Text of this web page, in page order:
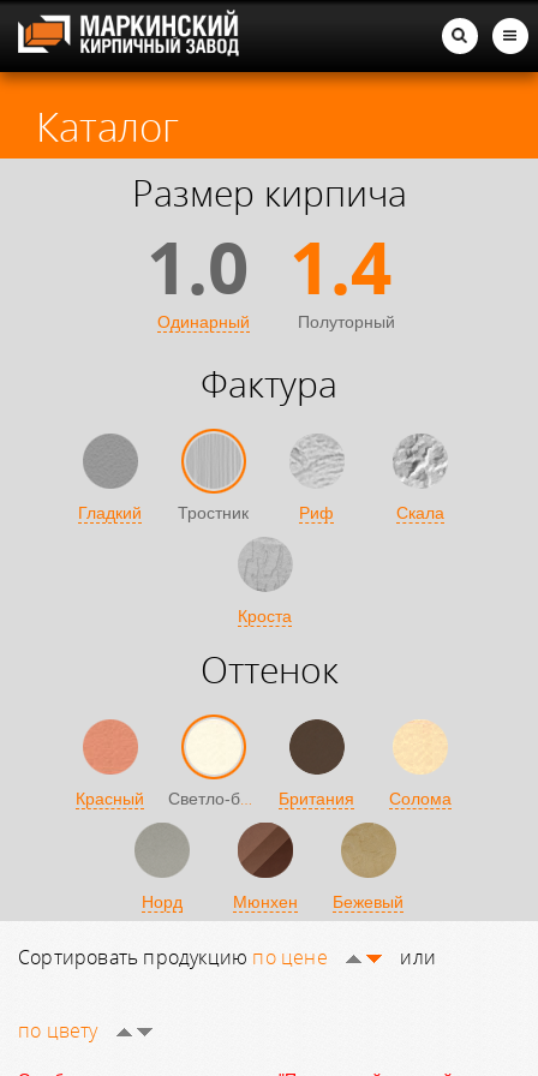
Каталог
Размер кирпича
1.0
Одинарный
1.4
Полуторный
Фактура
Гладкий Тростник Риф Скала
Кроста
Оттенок
Красный Светло-бежевый Британия Солома
Норд Мюнхен Бежевый
Сортировать продукцию по цене или
по цвету